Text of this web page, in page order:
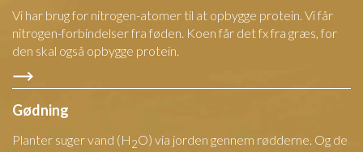
Vi har brug for nitrogen-atomer til at opbygge protein. Vi får
nitrogen-forbindelser fra føden. Koen får det fx fra græs, for
den skal også opbygge protein.
Gødning
Planter suger vand (H2O) via jorden gennem rødderne. Og de